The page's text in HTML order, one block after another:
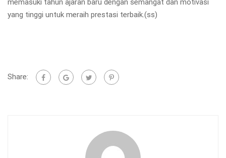
memasuki tahun ajaran baru dengan semangat dan motivasi
yang tinggi untuk meraih prestasi terbaik.(ss)
Share: